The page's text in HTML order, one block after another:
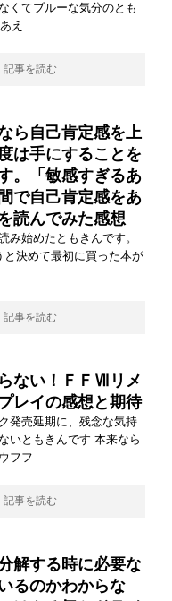
くてブルーな気分のとも
え
記事を読む
ら自己肯定感を上
は手にすることを
。「敏感すぎるあ
で自己肯定感をあ
読んでみた感想
み始めたともきんです。
と決めて最初に買った本が
記事を読む
ない！ＦＦⅦリメ
レイの感想と期待
発売延期に、残念な気持
いともきんです 本来なら
フフ
記事を読む
解する時に必要な
るのかわからな